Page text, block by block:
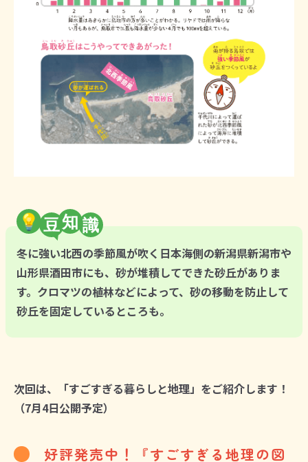
💡 知
冬に強い北西の季節風が吹く日本海側の新潟県新潟市や
山形県酒田市にも、砂が堆積してできた砂丘がありま
す。クロマツの植林などによって、砂の移動を防止して
砂丘を固定しているところも。
次回は、「すごすぎる暮らしと地理」をご紹介します！
（7月4日公開予定）
好評発売中！『すごすぎる地理の図